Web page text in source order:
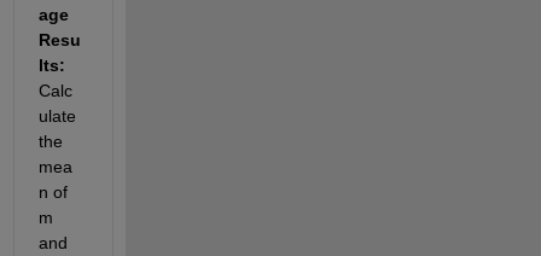
age
Resu
Calc
ulate
the
mea
n of
m
and